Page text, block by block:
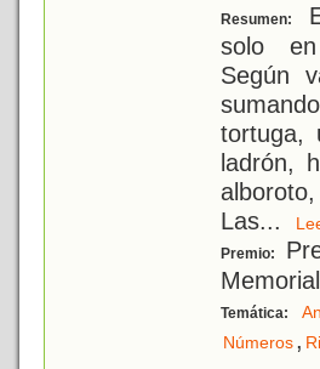
Resumen:
solo
Según
tortuga,
ladrón,
Las...
Premio:
Temática:
Números,